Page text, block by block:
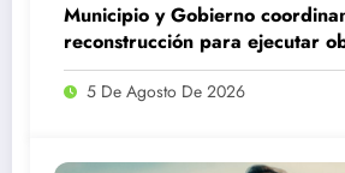
Municipio y Gobierno
reconstrucción para ejecutar
estructurales tras el sistema
5 De Agosto De 2026